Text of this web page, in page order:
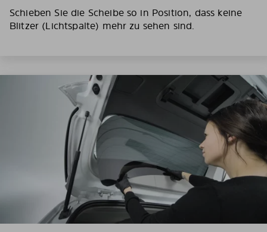
Schieben Sie die Scheibe so in Position, dass keine
Blitzer (Lichtspalte) mehr zu sehen sind.